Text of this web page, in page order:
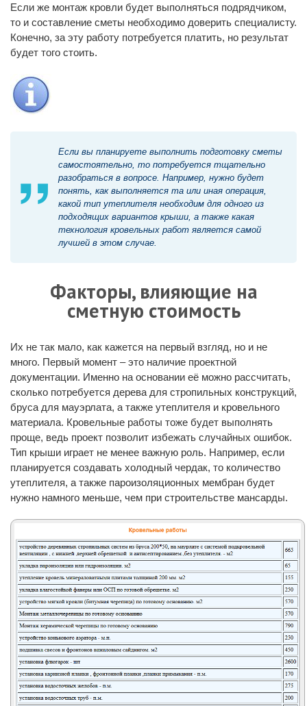
Если же монтаж кровли будет выполняться подрядчиком,
то и составление сметы необходимо доверить специалисту.
Конечно, за эту работу потребуется платить, но результат
будет того стоить.
Если вы планируете выполнить подготовку сметы
самостоятельно, то потребуется тщательно
разобраться в вопросе. Например, нужно будет
понять, как выполняется та или иная операция,
какой тип утеплителя необходим для одного из
подходящих вариантов крыши, а также какая
технология кровельных работ является самой
лучшей в этом случае.
Факторы, влияющие на
сметную стоимость
Их не так мало, как кажется на первый взгляд, но и не
много. Первый момент – это наличие проектной
документации. Именно на основании её можно рассчитать,
сколько потребуется дерева для стропильных конструкций,
бруса для мауэрлата, а также утеплителя и кровельного
материала. Кровельные работы тоже будет выполнять
проще, ведь проект позволит избежать случайных ошибок.
Тип крыши играет не менее важную роль. Например, если
планируется создавать холодный чердак, то количество
утеплителя, а также пароизоляционных мембран будет
нужно намного меньше, чем при строительстве мансарды.